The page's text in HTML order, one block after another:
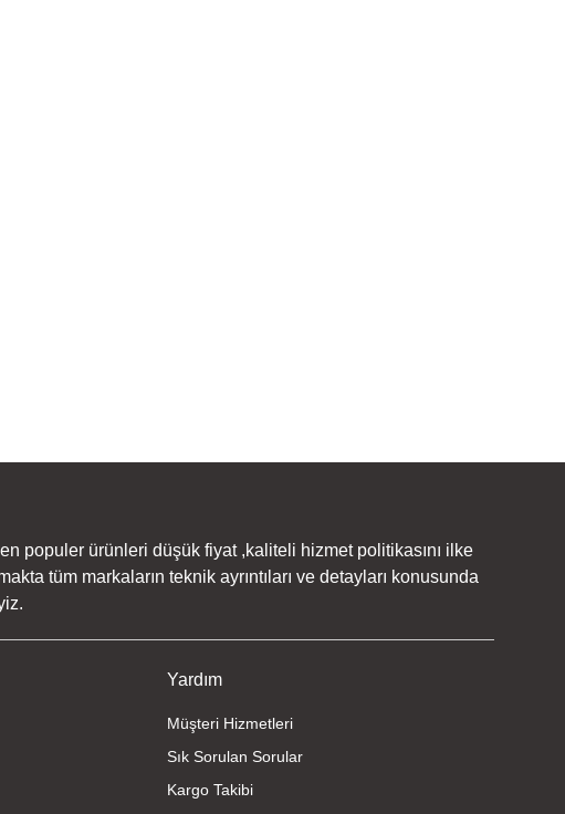
populer ürünleri düşük fiyat ,kaliteli hizmet politikasını ilke
tüm markaların teknik ayrıntıları ve detayları konusunda
Yardım
Müşteri Hizmetleri
Sık Sorulan Sorular
Kargo Takibi